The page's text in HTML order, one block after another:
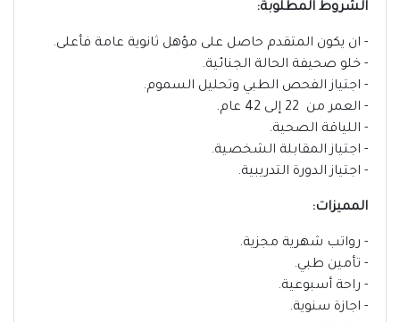
الشروط المطلوبة:
- ان يكون المتقدم حاصل على مؤهل ثانوية عامة فأعلى.
- خلو صحيفة الحالة الجنائية.
- اجتياز الفحص الطبي وتحليل السموم.
- العمر من 22 إلى 42 عام.
- اللياقة الصحية.
- اجتياز المقابلة الشخصية.
- اجتياز الدورة التدريبية.
المميزات:
- رواتب شهرية مجزية.
- تأمين طبي.
- راحة أسبوعية.
- اجازة سنوية.